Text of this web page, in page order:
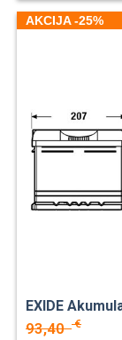
AKCIJA -25%
EXIDE
93,40€